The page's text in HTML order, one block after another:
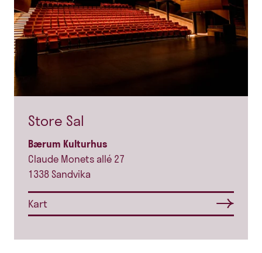
Store Sal
Bærum Kulturhus
Claude Monets allé 27
1338 Sandvika
Kart